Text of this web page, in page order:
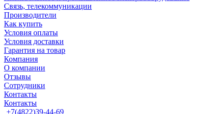
Связь, телекоммуникации
Производители
Как купить
Условия оплаты
Условия доставки
Гарантия на товар
Компания
О компании
Отзывы
Сотрудники
Контакты
Контакты
+7(4822)39-44-69